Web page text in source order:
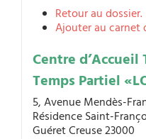
Retour au dossier.
Ajouter au carnet
Centre
Temps Partiel
5, Avenue Mendès-
Résidence Saint-
GuéretCreuse23000